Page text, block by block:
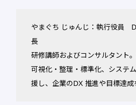
やまぐち じゅんじ：執行役員
長
研修講師およびコンサルタント
可視化・整理・標準化、システ
援し、企業のDX 推進や目標達成